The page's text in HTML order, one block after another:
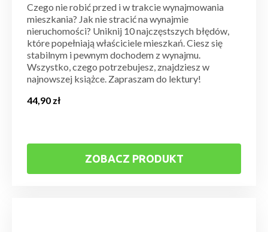
Czego nie robić przed i w trakcie wynajmowania
mieszkania? Jak nie stracić na wynajmie
nieruchomości? Uniknij 10 najczęstszych błędów,
które popełniają właściciele mieszkań. Ciesz się
stabilnym i pewnym dochodem z wynajmu.
Wszystko, czego potrzebujesz, znajdziesz w
najnowszej książce. Zapraszam do lektury!
44,90 zł
ZOBACZ PRODUKT